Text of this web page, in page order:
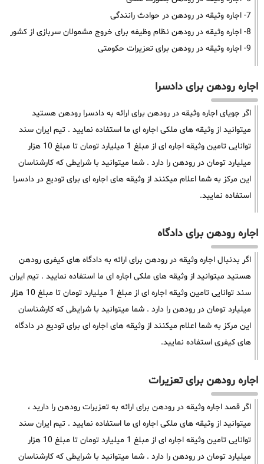
7- اجاره وثیقه در رودهن در حوادث رانندگی
8- اجاره وثیقه در رودهن نظام وظیفه برای خروج مشمولان سربازی از کشور
9- اجاره وثیقه در رودهن برای تعزیرات حکومتی
اجاره رودهن برای دادسرا
اگر جویای اجاره وثیقه در رودهن برای ارائه به دادسرا رودهن هستید
میتوانید از وثیقه های ملکی اجاره ای ما استفاده نمایید . تیم ایران سند
توانایی تامین وثیقه اجاره ای از مبلغ 1 میلیارد تومان تا مبلغ 10 هزار
میلیارد تومان در رودهن را دارد . شما میتوانید با شرایطی که کارشناسان
این مرکز به شما اعلام میکنند از وثیقه های اجاره ای برای تودیع در دادسرا
استفاده نمایید.
اجاره رودهن برای دادگاه
اگر بدنبال اجاره وثیقه در رودهن برای ارائه به دادگاه های کیفری رودهن
هستید میتوانید از وثیقه های ملکی اجاره ای ما استفاده نمایید . تیم ایران
سند توانایی تامین وثیقه اجاره ای از مبلغ 1 میلیارد تومان تا مبلغ 10 هزار
میلیارد تومان در رودهن را دارد . شما میتوانید با شرایطی که کارشناسان
این مرکز به شما اعلام میکنند از وثیقه های اجاره ای برای تودیع در دادگاه
های کیفری استفاده نمایید.
اجاره رودهن برای تعزیرات
اگر قصد اجاره وثیقه در رودهن برای ارائه به تعزیرات رودهن را دارید ،
میتوانید از وثیقه های ملکی اجاره ای ما استفاده نمایید . تیم ایران سند
توانایی تامین وثیقه اجاره ای از مبلغ 1 میلیارد تومان تا مبلغ 10 هزار
میلیارد تومان در رودهن را دارد . شما میتوانید با شرایطی که کارشناسان